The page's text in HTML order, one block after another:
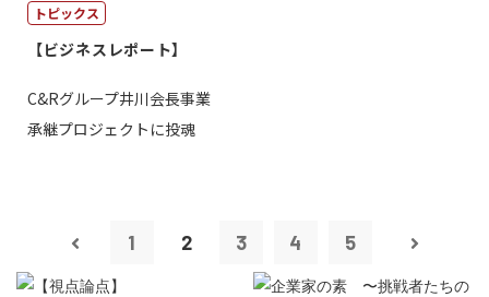
トピックス
【ビジネスレポート】
C&Rグループ井川会長事業
承継プロジェクトに投魂
1 2 3 4 5